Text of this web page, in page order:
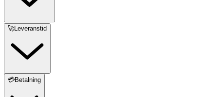
🚀Leveranstid
💳Betalning